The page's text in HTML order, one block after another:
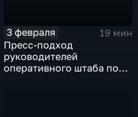
3 февраля
19 мин
Пресс-подход
руководителей
оперативного штаба по